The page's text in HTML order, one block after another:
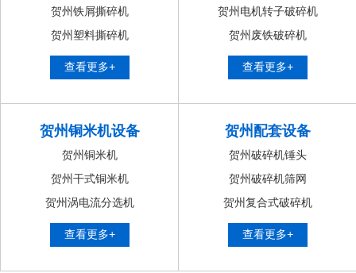
贺州铁屑撕碎机
贺州塑料撕碎机
查看更多+
贺州电机转子破碎机
贺州废铁破碎机
查看更多+
贺州铜米机设备
贺州铜米机
贺州干式铜米机
贺州涡电流分选机
查看更多+
贺州配套设备
贺州破碎机锤头
贺州破碎机筛网
贺州复合式破碎机
查看更多+